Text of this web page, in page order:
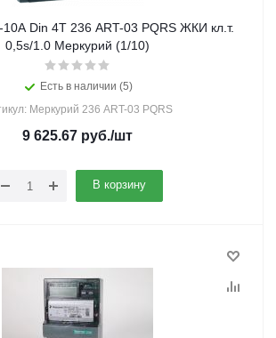
Din 4Т 236 ART-03 PQRS ЖКИ кл.т.
0,5s/1.0 Меркурий (1/10)
Есть в наличии (5)
Меркурий 236 ART-03 PQRS
9 625.67 руб./шт
В корзину